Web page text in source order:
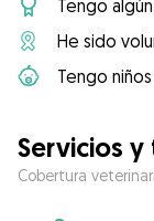
Tengo
He sido
Tengo
Servicios y
Cobertura